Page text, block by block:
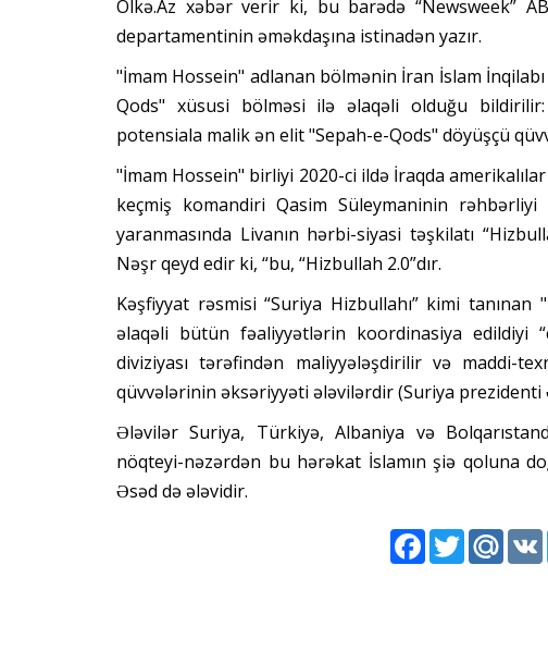
Ölkə.Az xəbər verir ki, bu barədə “Newsweek”
departamentinin əməkdaşına istinadən yazır.
"İmam Hossein" adlanan bölmənin İran İslam
Qods" xüsusi bölməsi ilə əlaqəli olduğu
potensiala malik ən elit "Sepah-e-Qods" döyüşçü
"İmam Hossein" birliyi 2020-ci ildə İraqda
keçmiş komandiri Qasim Süleymaninin rəhbərliyi
yaranmasında Livanın hərbi-siyasi təşkilatı
Nəşr qeyd edir ki, “bu, “Hizbullah 2.0”dır.
Kəşfiyyat rəsmisi “Suriya Hizbullahı” kimi
əlaqəli bütün fəaliyyətlərin koordinasiya edildiyi
diviziyası tərəfindən maliyyələşdirilir və maddi-
qüvvələrinin əksəriyyəti ələvilərdir (Suriya prezidenti
Ələvilər Suriya, Türkiyə, Albaniya və
nöqteyi-nəzərdən bu hərəkat İslamın şiə qoluna
Əsəd də ələvidir.
FacebookTwitter